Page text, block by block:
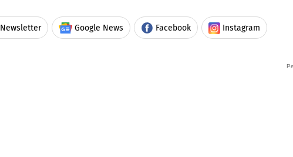
Newsletter Google News Facebook Instagram